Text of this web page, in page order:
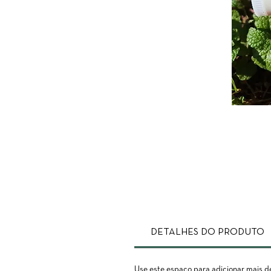
DETALHES DO PRODUTO